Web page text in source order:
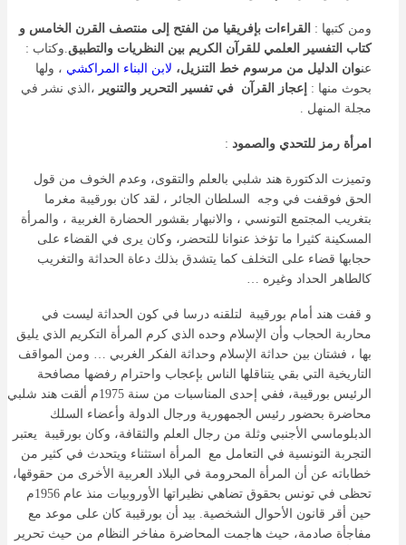
ومن كتبها : القراءات بإفريقيا من الفتح إلى منتصف القرن الخامس و
كتاب التفسير العلمي للقرآن الكريم بين النظريات والتطبيق .وكتاب :
عنوان الدليل من مرسوم خط التنزيل، لابن البناء المراكشي ، ولها
بحوث منها : إعجاز القرآن في تفسير التحرير والتنوير ،الذي نشر في
مجلة المنهل .
امرأة رمز للتحدي والصمود :
وتميزت الدكتورة هند شلبي بالعلم والتقوى، وعدم الخوف من قول
الحق فوقفت في وجه السلطان الجائر ، لقد كان بورقيبة مغرما
بتغريب المجتمع التونسي ، والانبهار بقشور الحضارة الغربية ، والمرأة
المسكينة كثيرا ما تؤخذ عنوانا للتحضر، وكان يرى في القضاء على
حجابها قضاء على التخلف كما يتشدق بذلك دعاة الحداثة والتغريب
كالطاهر الحداد وغيره …
و قفت هند أمام بورقيبة لتلقنه درسا في كون الحداثة ليست في
محاربة الحجاب وأن الإسلام وحده الذي كرم المرأة التكريم الذي يليق
بها ، فشتان بين حداثة الإسلام وحداثة الفكر الغربي … ومن المواقف
التاريخية التي بقي يتناقلها الناس بإعجاب واحترام رفضها مصافحة
الرئيس بورقيبة، ففي إحدى المناسبات من سنة 1975م ألقت هند شلبي
محاضرة بحضور رئيس الجمهورية ورجال الدولة وأعضاء السلك
الدبلوماسي الأجنبي وثلة من رجال العلم والثقافة، وكان بورقيبة يعتبر
التجربة التونسية في التعامل مع المرأة استثناء ويتحدث في كثير من
خطاباته عن أن المرأة المحرومة في البلاد العربية الأخرى من حقوقها،
تحظى في تونس بحقوق تضاهي نظيراتها الأوروبيات منذ عام 1956م
حين أقر قانون الأحوال الشخصية. بيد أن بورقيبة كان على موعد مع
مفاجأة صادمة، حيث هاجمت المحاضرة مفاخر النظام من حيث تحرير